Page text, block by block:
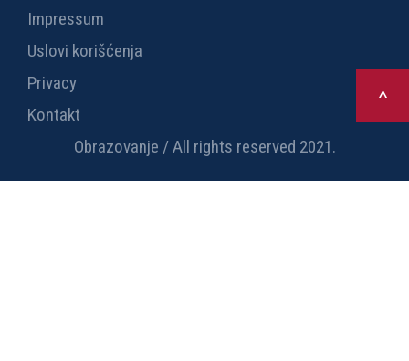
Impressum
Uslovi korišćenja
Privacy
Kontakt
Obrazovanje / All rights reserved 2021.
>